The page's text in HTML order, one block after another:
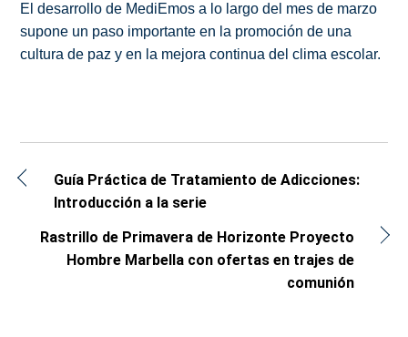
El desarrollo de MediEmos a lo largo del mes de marzo
supone un paso importante en la promoción de una
cultura de paz y en la mejora continua del clima escolar.
Guía Práctica de Tratamiento de Adicciones:
Introducción a la serie
Rastrillo de Primavera de Horizonte Proyecto
Hombre Marbella con ofertas en trajes de
comunión